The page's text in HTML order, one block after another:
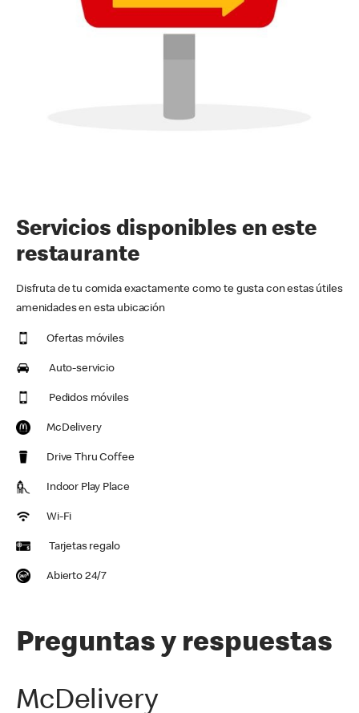
Servicios disponibles en este
restaurante
Disfruta de tu comida exactamente como te gusta con estas útiles
amenidades en esta ubicación
Ofertas móviles
Auto-servicio
Pedidos móviles
McDelivery
Drive Thru Coffee
Indoor Play Place
Wi-Fi
Tarjetas regalo
Abierto 24/7
Preguntas y respuestas
McDelivery